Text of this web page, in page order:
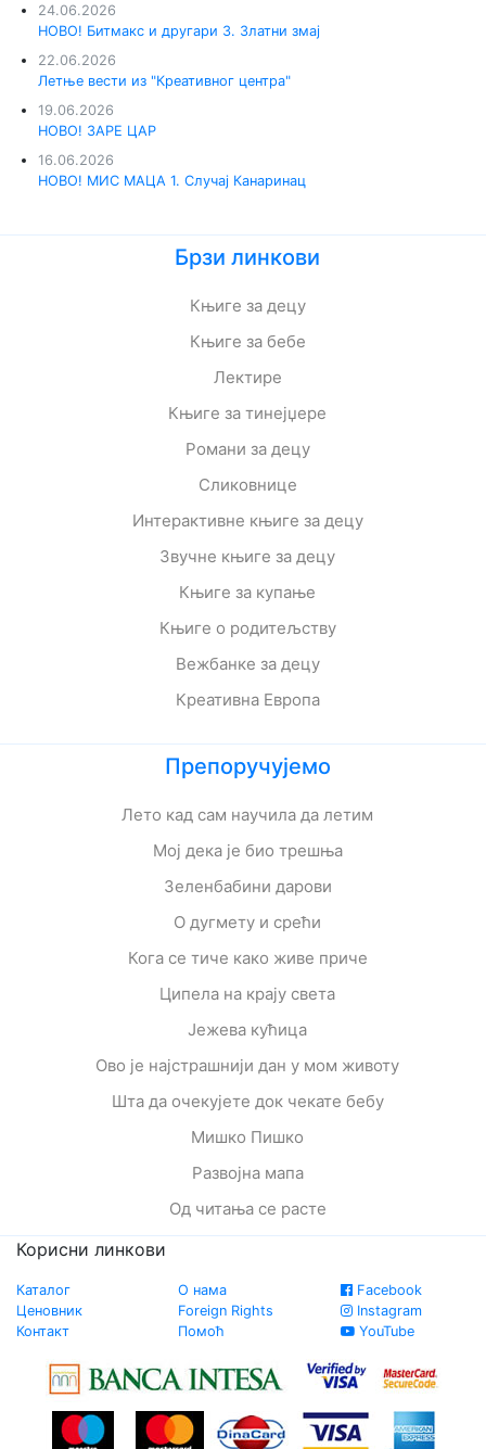
24.06.2026
НОВО! Битмакс и другари 3. Златни змај
22.06.2026
Летње вести из "Креативног центра"
19.06.2026
НОВО! ЗАРЕ ЦАР
16.06.2026
НОВО! МИС МАЦА 1. Случај Канаринац
Брзи линкови
Књиге за децу
Књиге за бебе
Лектире
Књиге за тинејџере
Романи за децу
Сликовнице
Интерактивне књиге за децу
Звучне књиге за децу
Књиге за купање
Књиге о родитељству
Вежбанке за децу
Креативна Европа
Препоручујемо
Лето кад сам научила да летим
Мој дека је био трешња
Зеленбабини дарови
О дугмету и срећи
Кога се тиче како живе приче
Ципела на крају света
Јежева кућица
Ово је најстрашнији дан у мом животу
Шта да очекујете док чекате бебу
Мишко Пишко
Развојна мапа
Од читања се расте
Корисни линкови
Каталог
Ценовник
Контакт
О нама
Foreign Rights
Помоћ
Facebook
Instagram
YouTube